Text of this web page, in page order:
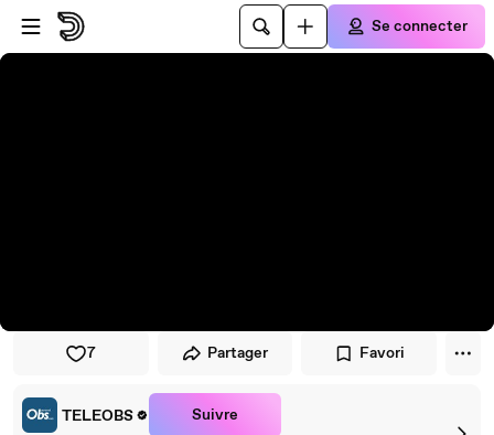
Passer au player
Passer au contenu principal
Se connecter
7 Partager Favori
TELEOBS Suivre